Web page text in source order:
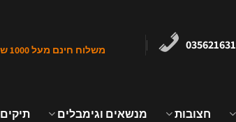
035621631 משלוח חינם מעל 1000 ש"ח במרכז הארץ
חצובות מנשאים וגימבלים תיקים